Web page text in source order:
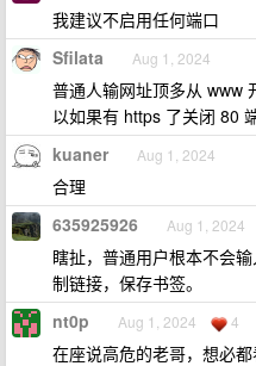
我建议不启用任何端口
Sfilata Aug 1, 2024
普通人输网址顶多从 www
以如果有 https 了关闭 80
kuaner Aug 1, 2024
合理
635925926 Aug 1, 2024
瞎扯，普通用户根本不会
制链接，保存书签。
nt0p Aug 1, 2024 4
在座说高危的老哥，想必都